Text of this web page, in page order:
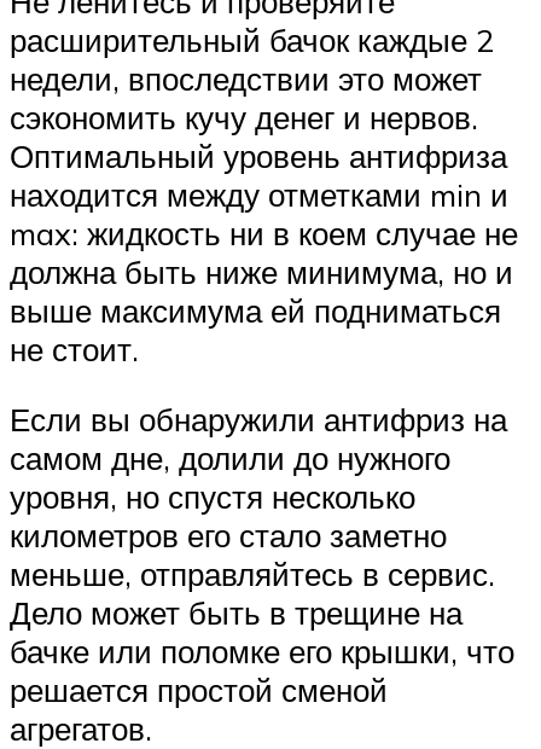
расширительный бачок каждые 2
недели, впоследствии это может
сэкономить кучу денег и нервов.
Оптимальный уровень антифриза
находится между отметками min и
max: жидкость ни в коем случае не
должна быть ниже минимума, но и
выше максимума ей подниматься
не стоит.
Если вы обнаружили антифриз на
самом дне, долили до нужного
уровня, но спустя несколько
километров его стало заметно
меньше, отправляйтесь в сервис.
Дело может быть в трещине на
бачке или поломке его крышки, что
решается простой сменой
агрегатов.